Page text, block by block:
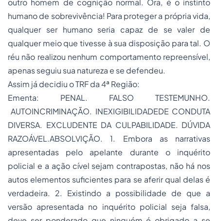
outro homem de cognição normal. Ora, é o instinto
humano de sobrevivência! Para proteger a própria vida,
qualquer ser humano seria capaz de se valer de
qualquer meio que tivesse à sua disposição para tal. O
réu não realizou nenhum comportamento repreensível,
apenas seguiu sua natureza e se defendeu.
Assim já decidiu o TRF da 4ª Região:
Ementa: PENAL. FALSO TESTEMUNHO.
AUTOINCRIMINAÇÃO. INEXIGIBILIDADEDE CONDUTA
DIVERSA. EXCLUDENTE DA CULPABILIDADE. DÚVIDA
RAZOÁVEL.ABSOLVIÇÃO. 1. Embora as narrativas
apresentadas pelo apelante durante o inquérito
policial e a ação cível sejam contrapostas, não há nos
autos elementos suficientes para se aferir qual delas é
verdadeira. 2. Existindo a possibilidade de que a
versão apresentada no inquérito policial seja falsa,